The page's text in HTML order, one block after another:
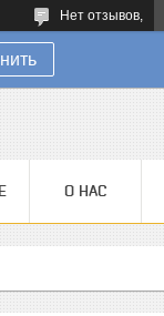
Нет отзывов,
О НАС